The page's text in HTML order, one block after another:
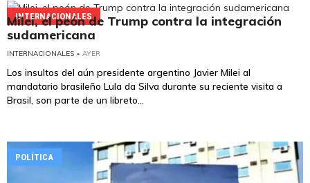
INTERNACIONALES
Milei, el peón de Trump contra la integración
sudamericana
INTERNACIONALES • AYER
Los insultos del aún presidente argentino Javier Milei al
mandatario brasileño Lula da Silva durante su reciente visita a
Brasil, son parte de un libreto...
POLÍTICA